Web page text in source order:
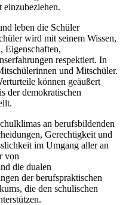
leben die Schüler
wird mit seinem Wissen,
Eigenschaften,
respektiert. In
und Mitschüler.
können geäußert
der demokratischen
an berufsbildenden
Gerechtigkeit und
im Umgang aller an
von
die dualen
der berufspraktischen
die den schulischen